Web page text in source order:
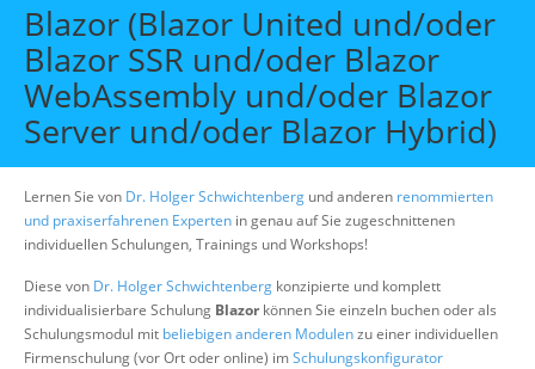
Individuelle Schulungen
Offene Seminare
Wissen
Über uns
Suche
Blazor (Blazor United und/oder
Blazor SSR und/oder Blazor
WebAssembly und/oder Blazor
Server und/oder Blazor Hybrid)
Lernen Sie von Dr. Holger Schwichtenberg und anderen renommierten
und praxiserfahrenen Experten in genau auf Sie zugeschnittenen
individuellen Schulungen, Trainings und Workshops!
Diese von Dr. Holger Schwichtenberg konzipierte und komplett
individualisierbare Schulung Blazorkönnen Sie einzeln buchen oder als
Schulungsmodul mit beliebigen anderen Modulenzu einer individuellen
Firmenschulung (vor Ort oder online) imSchulungskonfigurator